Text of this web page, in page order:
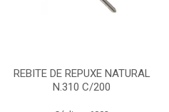
REBITE DE REPUXE NATURAL
N.310 C/200